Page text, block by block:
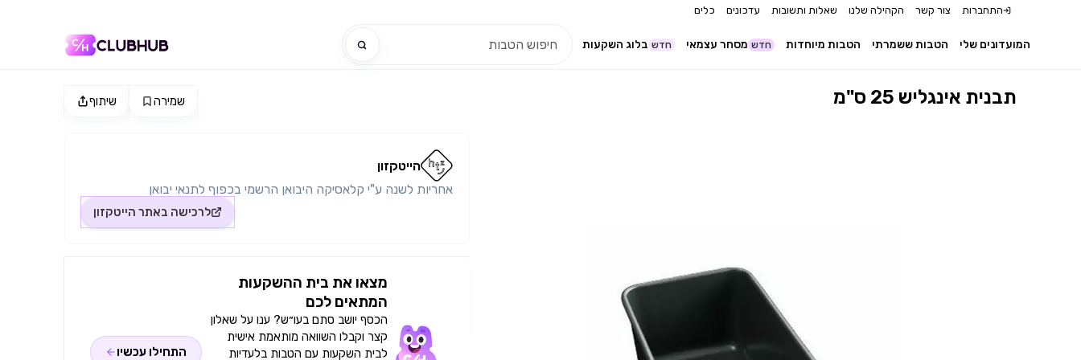
התחברות צור קשר הקהילה שלנו שאלות ותשובות עדכונים כלים
בלוג השקעות חדש מסחר עצמאי חדש הטבות מיוחדות הטבות ששמרתי המועדונים שלי
שיתוף שמירה תבנית אינגליש 25 ס"מ
הייטקזון
אחריות לשנה ע"י קלאסיקה היבואן הרשמי בכפוף לתנאי יבואן
לרכישה באתר הייטקזון
מצאו את בית ההשקעות
המתאים לכם
הכסף יושב סתם בעו״ש? ענו על שאלון
קצר וקבלו השוואה מותאמת אישית
לבית השקעות עם הטבות בלעדיות
התחילו עכשיו